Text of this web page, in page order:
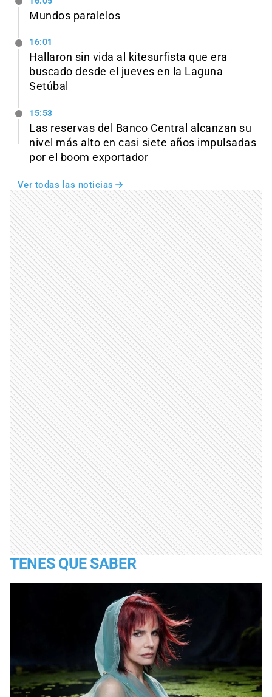
Mundos paralelos
16:01
Hallaron sin vida al kitesurfista que era
buscado desde el jueves en la Laguna
Setúbal
15:53
Las reservas del Banco Central alcanzan su
nivel más alto en casi siete años impulsadas
por el boom exportador
Ver todas las noticias
TENES QUE SABER